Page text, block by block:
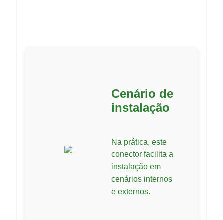
Cenário de
instalação
Na prática, este
conector facilita a
instalação em
cenários internos
e externos.